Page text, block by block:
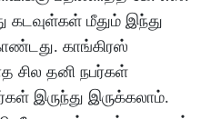
கடவுள்கள் மீதும் இந்து
காங்கிரஸ்
சில தனி நபர்கள்
இருந்து இருக்கலாம்.